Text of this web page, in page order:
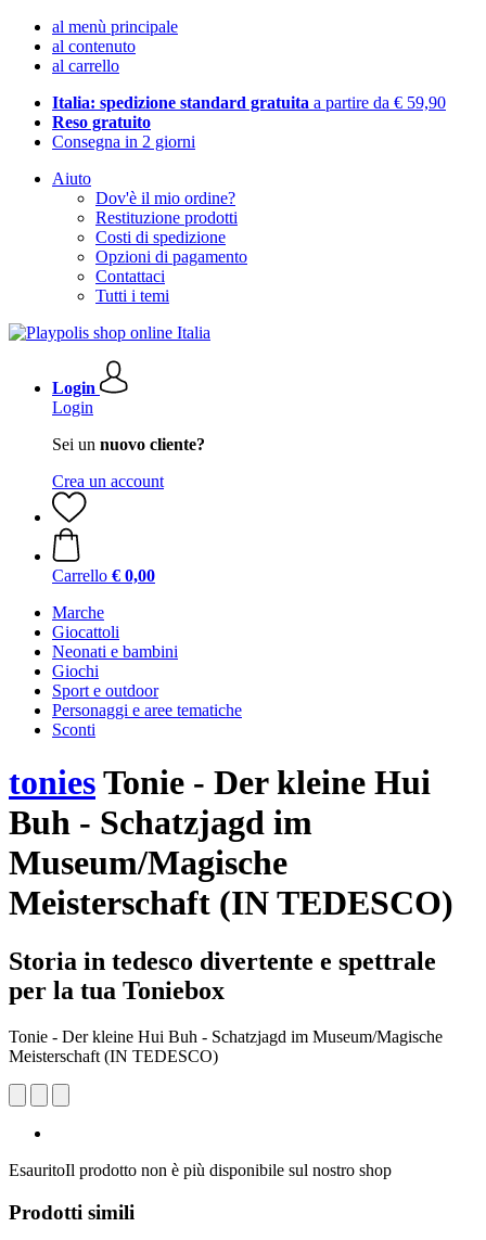
al menù principale
al contenuto
al carrello
Italia: spedizione standard gratuita a partire da € 59,90
Reso gratuito
Consegna in 2 giorni
Aiuto
Dov'è il mio ordine?
Restituzione prodotti
Costi di spedizione
Opzioni di pagamento
Contattaci
Tutti i temi
Login
Login
Sei un nuovo cliente?
Crea un account
Carrello € 0,00
Marche
Giocattoli
Neonati e bambini
Giochi
Sport e outdoor
Personaggi e aree tematiche
Sconti
toniesTonie - Der kleine Hui
Buh - Schatzjagd im
Museum/Magische
Meisterschaft (IN TEDESCO)
Storia in tedesco divertente e spettrale
per la tua Toniebox
Tonie - Der kleine Hui Buh - Schatzjagd im Museum/Magische
Meisterschaft (IN TEDESCO)
EsauritoIl prodotto non è più disponibile sul nostro shop
Prodotti simili